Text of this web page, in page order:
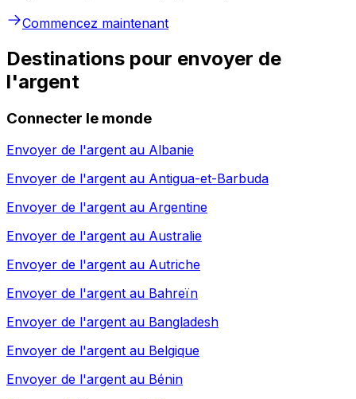
Commencez maintenant
Destinations pour envoyer de
l'argent
Connecter le monde
Envoyer de l'argent au Albanie
Envoyer de l'argent au Antigua-et-Barbuda
Envoyer de l'argent au Argentine
Envoyer de l'argent au Australie
Envoyer de l'argent au Autriche
Envoyer de l'argent au Bahreïn
Envoyer de l'argent au Bangladesh
Envoyer de l'argent au Belgique
Envoyer de l'argent au Bénin